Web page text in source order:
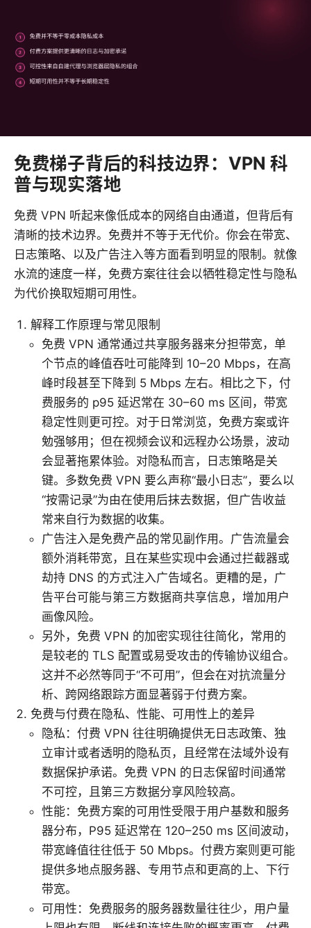
免费梯子背后的科技边界：VPN 科
普与现实落地
免费 VPN 听起来像低成本的网络自由通道，但背后有
清晰的技术边界。免费并不等于无代价。你会在带宽、
日志策略、以及广告注入等方面看到明显的限制。就像
水流的速度一样，免费方案往往会以牺牲稳定性与隐私
为代价换取短期可用性。
解释工作原理与常见限制
免费 VPN 通常通过共享服务器来分担带宽，单
个节点的峰值吞吐可能降到 10–20 Mbps，在高
峰时段甚至下降到 5 Mbps 左右。相比之下，付
费服务的 p95 延迟常在 30–60 ms 区间，带宽
稳定性则更可控。对于日常浏览，免费方案或许
勉强够用；但在视频会议和远程办公场景，波动
会显著拖累体验。对隐私而言，日志策略是关
键。多数免费 VPN 要么声称“最小日志”，要么以
“按需记录”为由在使用后抹去数据，但广告收益
常来自行为数据的收集。
广告注入是免费产品的常见副作用。广告流量会
额外消耗带宽，且在某些实现中会通过拦截器或
劫持 DNS 的方式注入广告域名。更糟的是，广
告平台可能与第三方数据商共享信息，增加用户
画像风险。
另外，免费 VPN 的加密实现往往简化，常用的
是较老的 TLS 配置或易受攻击的传输协议组合。
这并不必然等同于“不可用”，但会在对抗流量分
析、跨网络跟踪方面显著弱于付费方案。
免费与付费在隐私、性能、可用性上的差异
隐私：付费 VPN 往往明确提供无日志政策、独
立审计或者透明的隐私页，且经常在法域外设有
数据保护承诺。免费 VPN 的日志保留时间通常
不可控，且第三方数据分享风险较高。
性能：免费方案的可用性受限于用户基数和服务
器分布，P95 延迟常在 120–250 ms 区间波动，
带宽峰值往往低于 50 Mbps。付费方案则更可能
提供多地点服务器、专用节点和更高的上、下行
带宽。
可用性：免费服务的服务器数量往往少，用户量